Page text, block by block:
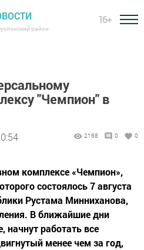
район
16+
"Чемпион" в
2168 0 0
комплексе «Чемпион»,
состоялось 7 августа
Рустама Минниханова,
В ближайшие дни
работать все
менее чем за год,